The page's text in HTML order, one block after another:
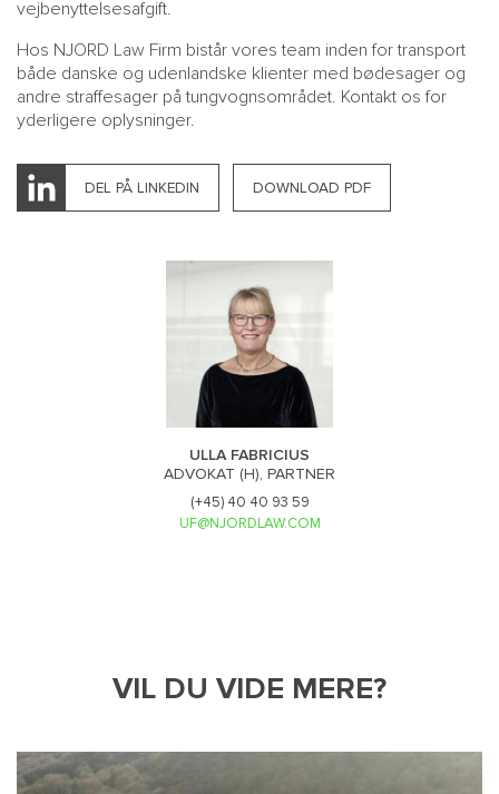
vejbenyttelsesafgift.
Hos NJORD Law Firm bistår vores team inden for transport
både danske og udenlandske klienter med bødesager og
andre straffesager på tungvognsområdet. Kontakt os for
yderligere oplysninger.
DEL PÅ LINKEDIN DOWNLOAD PDF
ULLA FABRICIUS
ADVOKAT (H), PARTNER
(+45) 40 40 93 59
UF@NJORDLAW.COM
VIL DU VIDE MERE?